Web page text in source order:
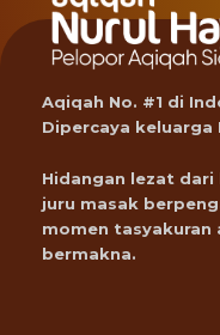
Aqiqah No. #1 di
Dipercaya keluarga
Hidangan lezat
juru masak
momen tasyakuran
bermakna.